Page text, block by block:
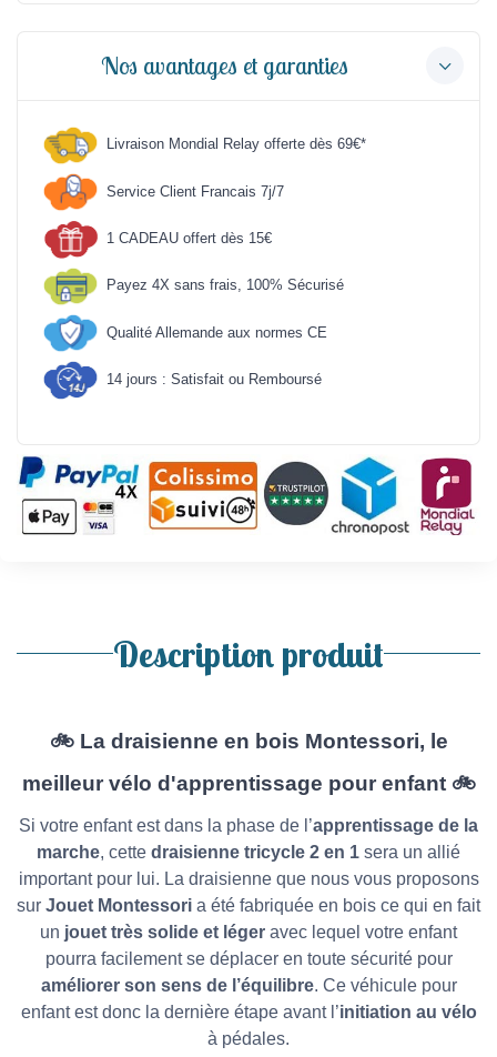
Nos avantages et garanties
Livraison Mondial Relay offerte dès 69€*
Service Client Francais 7j/7
1 CADEAU offert dès 15€
Payez 4X sans frais, 100% Sécurisé
Qualité Allemande aux normes CE
14 jours : Satisfait ou Remboursé
Description produit
🚲 La draisienne en bois Montessori, le
meilleur vélo d'apprentissage pour enfant 🚲
Si votre enfant est dans la phase de l’apprentissage de la
marche, cette draisienne tricycle 2 en 1 sera un allié
important pour lui. La draisienne que nous vous proposons
sur Jouet Montessori a été fabriquée en bois ce qui en fait
un jouet très solide et léger avec lequel votre enfant
pourra facilement se déplacer en toute sécurité pour
améliorer son sens de l’équilibre. Ce véhicule pour
enfant est donc la dernière étape avant l’initiation au vélo
à pédales.